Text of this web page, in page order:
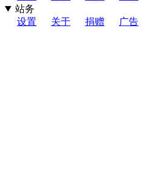
站务
设置
关于 捐赠 广告